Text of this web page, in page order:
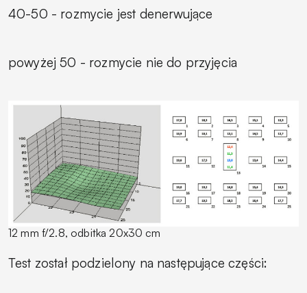
40-50 - rozmycie jest denerwujące
powyżej 50 - rozmycie nie do przyjęcia
12 mm f/2.8, odbitka 20x30 cm
Test został podzielony na następujące części: